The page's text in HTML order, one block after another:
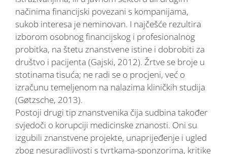
načinima financijski povezani s kompanijama,
sukob interesa je neminovan. I najčešće rezultira
izborom osobnog financijskog i profesionalnog
probitka, na štetu znanstvene istine i dobrobiti za
društvo i pacijenta (Gajski, 2012). Žrtve se broje u
stotinama tisuća; ne radi se o procjeni, već o
izračunu temeljenom na nalazima kliničkih studija
(Gøtzsche, 2013).
Postoji drugi tip znanstvenika čija sudbina također
svjedoči o korupciji medicinske znanosti. Oni su
izgubili znanstvene projekte, unaprijeđenje i ugled
zbog nesuradljivosti s tvrtkama-sponzorima, kritike